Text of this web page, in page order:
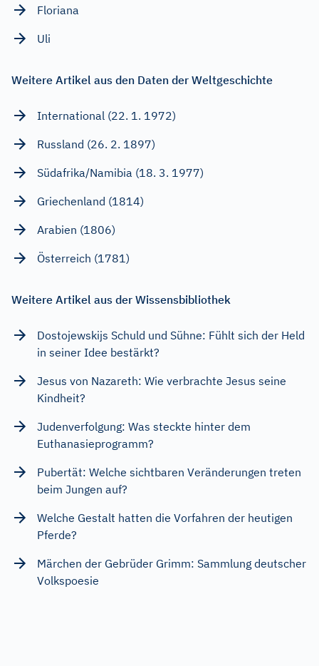
Floriana
Uli
Weitere Artikel aus den Daten der Weltgeschichte
International (22. 1. 1972)
Russland (26. 2. 1897)
Südafrika/Namibia (18. 3. 1977)
Griechenland (1814)
Arabien (1806)
Österreich (1781)
Weitere Artikel aus der Wissensbibliothek
Dostojewskijs Schuld und Sühne: Fühlt sich der Held
in seiner Idee bestärkt?
Jesus von Nazareth: Wie verbrachte Jesus seine
Kindheit?
Judenverfolgung: Was steckte hinter dem
Euthanasieprogramm?
Pubertät: Welche sichtbaren Veränderungen treten
beim Jungen auf?
Welche Gestalt hatten die Vorfahren der heutigen
Pferde?
Märchen der Gebrüder Grimm: Sammlung deutscher
Volkspoesie